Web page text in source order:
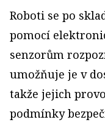
Roboti se po
pomocí
senzorům
umožňuje je v
takže jejich
podmínky